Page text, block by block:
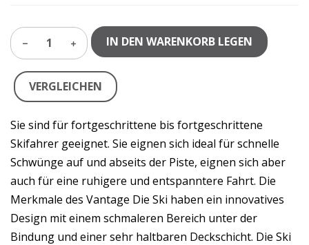
1 IN DEN WARENKORB LEGEN
VERGLEICHEN
Sie sind für fortgeschrittene bis fortgeschrittene
Skifahrer geeignet. Sie eignen sich ideal für schnelle
Schwünge auf und abseits der Piste, eignen sich aber
auch für eine ruhigere und entspanntere Fahrt. Die
Merkmale des Vantage Die Ski haben ein innovatives
Design mit einem schmaleren Bereich unter der
Bindung und einer sehr haltbaren Deckschicht. Die Ski